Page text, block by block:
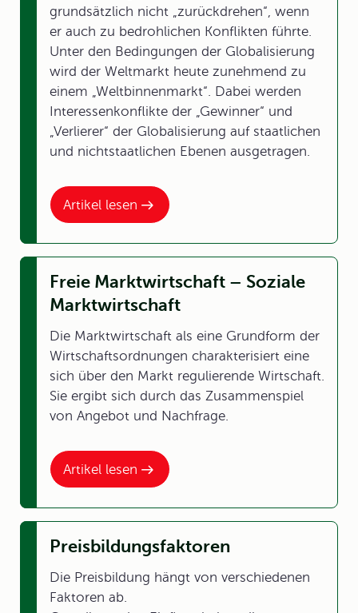
Artikel lesen
grundsätzlich nicht „zurückdrehen“, wenn
er auch zu bedrohlichen Konflikten führte.
Unter den Bedingungen der Globalisierung
wird der Weltmarkt heute zunehmend zu
einem „Weltbinnenmarkt“. Dabei werden
Interessenkonflikte der „Gewinner“ und
„Verlierer“ der Globalisierung auf staatlichen
und nichtstaatlichen Ebenen ausgetragen.
Artikel lesen
Freie Marktwirtschaft – Soziale
Marktwirtschaft
Die Marktwirtschaft als eine Grundform der
Wirtschaftsordnungen charakterisiert eine
sich über den Markt regulierende Wirtschaft.
Sie ergibt sich durch das Zusammenspiel
von Angebot und Nachfrage.
Preisbildungsfaktoren
Die Preisbildung hängt von verschiedenen
Faktoren ab.